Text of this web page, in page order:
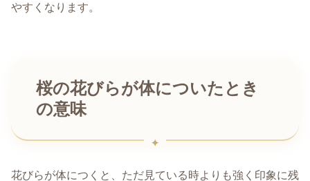
やすくなります。
桜の花びらが体についたとき
の意味
花びらが体につくと、ただ見ている時よりも強く印象に残